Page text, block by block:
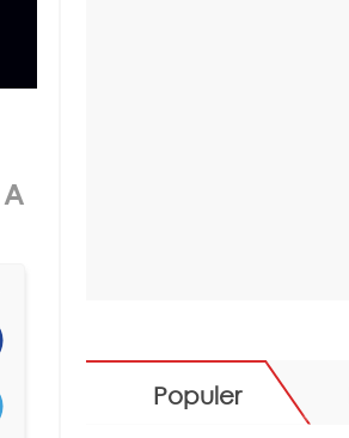
A
Populer